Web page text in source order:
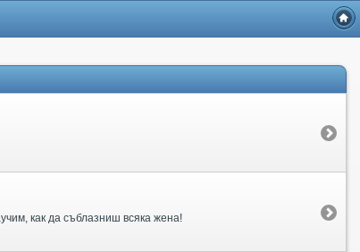
как да съблазниш всяка жена!